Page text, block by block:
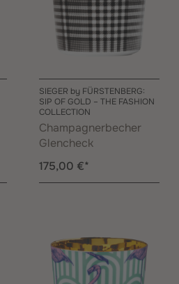
SIEGER by FÜRSTENBERG:
SIP OF GOLD – THE FASHION
COLLECTION
Champagnerbecher
Glencheck
175,00 €*